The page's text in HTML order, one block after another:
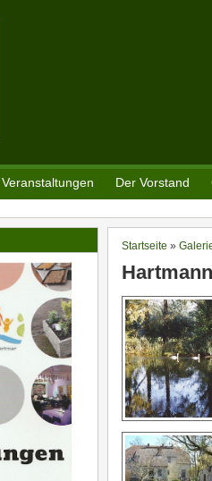
Veranstaltungen Der Vorstand
Sie sind
Startseite »